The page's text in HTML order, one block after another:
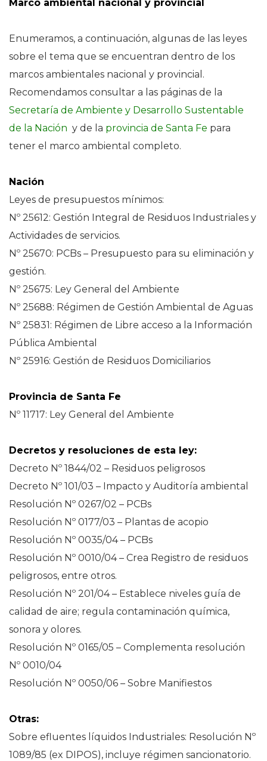
Marco ambiental nacional y provincial
Enumeramos, a continuación, algunas de las leyes
sobre el tema que se encuentran dentro de los
marcos ambientales nacional y provincial.
Recomendamos consultar a las páginas de la
Secretaría de Ambiente y Desarrollo Sustentable
de la Nación y de la provincia de Santa Fe para
tener el marco ambiental completo.
Nación
Leyes de presupuestos mínimos:
Nº 25612: Gestión Integral de Residuos Industriales y
Actividades de servicios.
Nº 25670: PCBs – Presupuesto para su eliminación y
gestión.
Nº 25675: Ley General del Ambiente
Nº 25688: Régimen de Gestión Ambiental de Aguas
Nº 25831: Régimen de Libre acceso a la Información
Pública Ambiental
Nº 25916: Gestión de Residuos Domiciliarios
Provincia de Santa Fe
Nº 11717: Ley General del Ambiente
Decretos y resoluciones de esta ley:
Decreto Nº 1844/02 – Residuos peligrosos
Decreto Nº 101/03 – Impacto y Auditoría ambiental
Resolución Nº 0267/02 – PCBs
Resolución Nº 0177/03 – Plantas de acopio
Resolución Nº 0035/04 – PCBs
Resolución Nº 0010/04 – Crea Registro de residuos
peligrosos, entre otros.
Resolución Nº 201/04 – Establece niveles guía de
calidad de aire; regula contaminación química,
sonora y olores.
Resolución Nº 0165/05 – Complementa resolución
Nº 0010/04
Resolución Nº 0050/06 – Sobre Manifiestos
Otras:
Sobre efluentes líquidos Industriales: Resolución Nº
1089/85 (ex DIPOS), incluye régimen sancionatorio.